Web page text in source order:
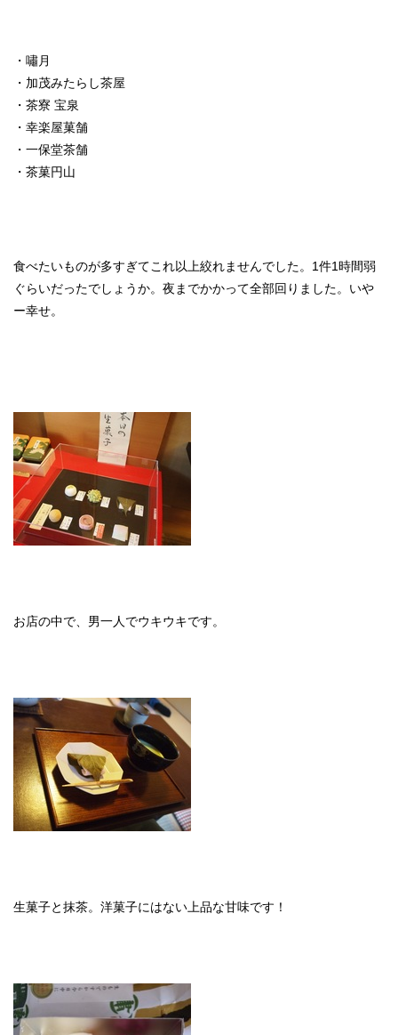
・嘯月
・加茂みたらし茶屋
・茶寮 宝泉
・幸楽屋菓舗
・一保堂茶舗
・茶菓円山
食べたいものが多すぎてこれ以上絞れませんでした。1件1時間弱
ぐらいだったでしょうか。夜までかかって全部回りました。いや
ー幸せ。
お店の中で、男一人でウキウキです。
生菓子と抹茶。洋菓子にはない上品な甘味です！